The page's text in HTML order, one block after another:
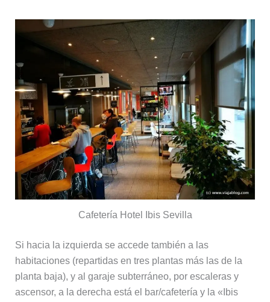
Cafetería Hotel Ibis Sevilla
Si hacia la izquierda se accede también a las
habitaciones (repartidas en tres plantas más las de la
planta baja), y al garaje subterráneo, por escaleras y
ascensor, a la derecha está el bar/cafetería y la «Ibis